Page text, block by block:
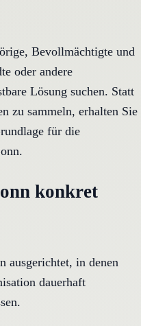
Bevollmächtigte und
oder andere
Lösung suchen. Statt
zu sammeln, erhalten Sie
für die
konkret
ausgerichtet, in denen
dauerhaft